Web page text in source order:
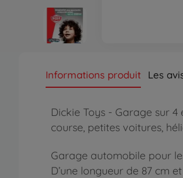
Informations produit Les
Dickie Toys - Garage sur
course, petites voitures,
Garage automobile pour
D’une longueur de 87 cm